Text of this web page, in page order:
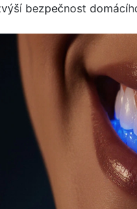
bezpečnost